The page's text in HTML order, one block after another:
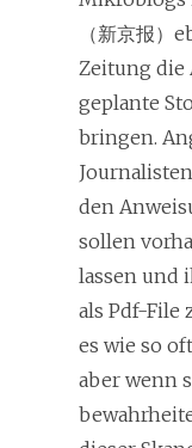
（新京报
Zeitung die
geplante
bringen.
den
sollen
lassen und
als Pdf-File
es wie so
aber wenn